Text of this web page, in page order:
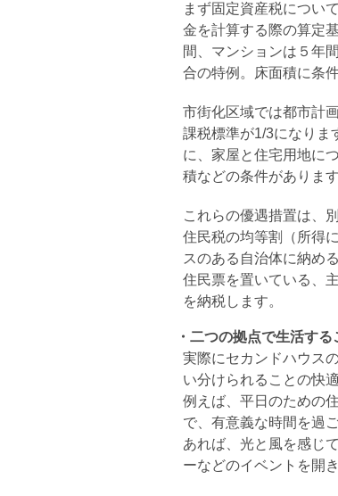
まず固定資産税につい
金を計算する際の算定
間、マンションは５年
合の特例。床面積に条
市街化区域では都市計
課税標準が1/3になりま
に、家屋と住宅用地に
積などの条件があります
これらの優遇措置は、
住民税の均等割（所得
スのある自治体に納め
住民票を置いている、
を納税します。
・二つの拠点で生活す
実際にセカンドハウス
い分けられることの快
例えば、平日のための
で、有意義な時間を過
あれば、光と風を感じ
ーなどのイベントを開